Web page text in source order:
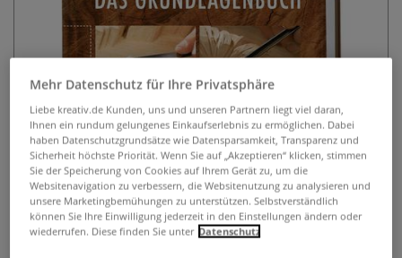
Schnitzen - Das Grundlagenbuch
Mehr Datenschutz für Ihre Privatsphäre
Liebe kreativ.de Kunden, uns und unseren Partnern liegt viel daran,
Ihnen ein rundum gelungenes Einkaufserlebnis zu ermöglichen. Dabei
haben Datenschutzgrundsätze wie Datensparsamkeit, Transparenz und
Sicherheit höchste Priorität. Wenn Sie auf „Akzeptieren“ klicken, stimmen
Sie der Speicherung von Cookies auf Ihrem Gerät zu, um die
Websitenavigation zu verbessern, die Websitenutzung zu analysieren und
unsere Marketingbemühungen zu unterstützen. Selbstverständlich
können Sie Ihre Einwilligung jederzeit in den Einstellungen ändern oder
wiederrufen. Diese finden Sie unter Datenschutz